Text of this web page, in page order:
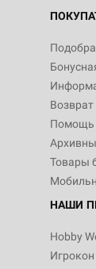
Возврат
Помощь
Товары
НАШИ
Hobby
Игрокон